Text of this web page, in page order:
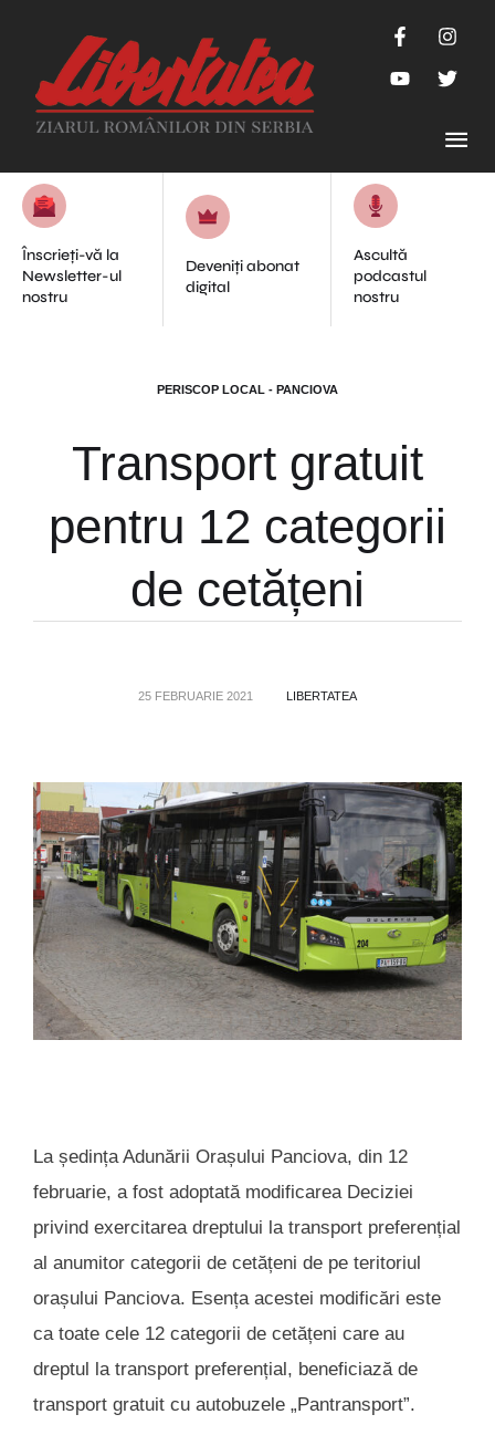
Înscrieți-vă la
Newsletter-ul
nostru
Deveniți abonat
digital
Ascultă
podcastul
nostru
PERISCOP LOCAL - PANCIOVA
Transport gratuit
pentru 12 categorii
de cetățeni
25 FEBRUARIE 2021 LIBERTATEA
La ședința Adunării Orașului Panciova, din 12
februarie, a fost adoptată modificarea Deciziei
privind exercitarea dreptului la transport preferențial
al anumitor categorii de cetățeni de pe teritoriul
orașului Panciova. Esența acestei modificări este
ca toate cele 12 categorii de cetățeni care au
dreptul la transport preferențial, beneficiază de
transport gratuit cu autobuzele „Pantransport”.